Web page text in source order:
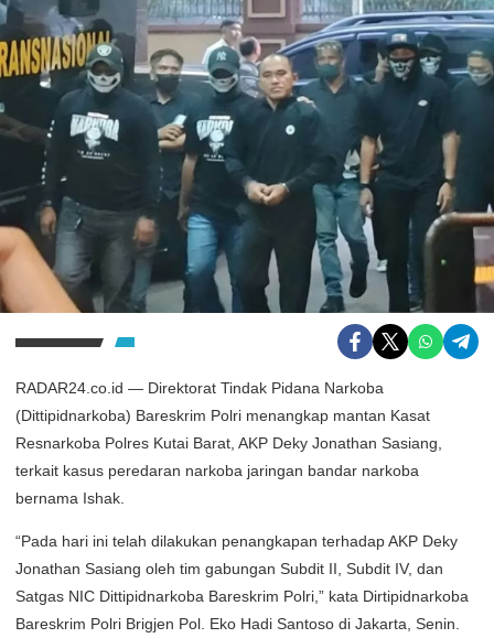
RADAR24.co.id — Direktorat Tindak Pidana Narkoba
(Dittipidnarkoba) Bareskrim Polri menangkap mantan Kasat
Resnarkoba Polres Kutai Barat, AKP Deky Jonathan Sasiang,
terkait kasus peredaran narkoba jaringan bandar narkoba
bernama Ishak.
“Pada hari ini telah dilakukan penangkapan terhadap AKP Deky
Jonathan Sasiang oleh tim gabungan Subdit II, Subdit IV, dan
Satgas NIC Dittipidnarkoba Bareskrim Polri,” kata Dirtipidnarkoba
Bareskrim Polri Brigjen Pol. Eko Hadi Santoso di Jakarta, Senin.